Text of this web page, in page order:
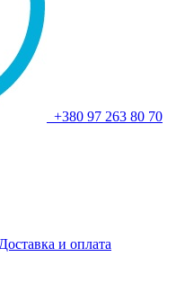
+380 97 263 80 70
Доставка и оплата